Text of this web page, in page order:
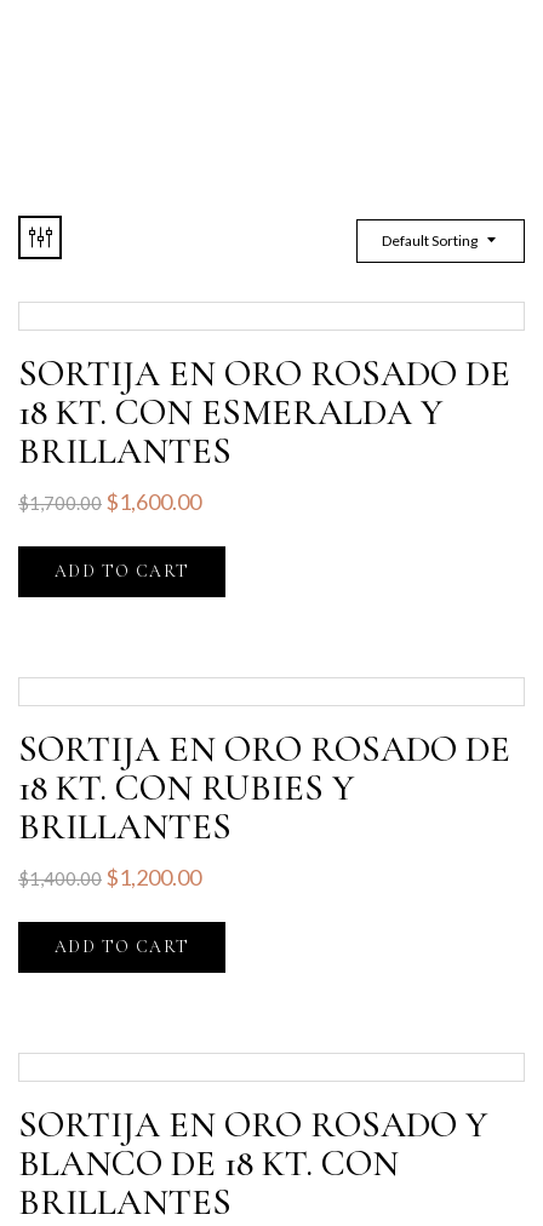
Default Sorting
SORTIJA EN ORO ROSADO DE
18 KT. CON ESMERALDA Y
BRILLANTES
$1,700.00 $1,600.00
ADD TO CART
SORTIJA EN ORO ROSADO DE
18 KT. CON RUBIES Y
BRILLANTES
$1,400.00 $1,200.00
ADD TO CART
SORTIJA EN ORO ROSADO Y
BLANCO DE 18 KT. CON
BRILLANTES